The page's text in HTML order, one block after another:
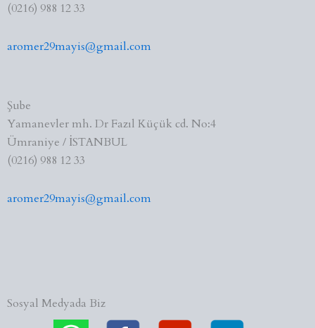
(0216) 988 12 33
aromer29mayis@gmail.com
Şube
Yamanevler mh. Dr Fazıl Küçük cd. No:4
Ümraniye / İSTANBUL
(0216) 988 12 33
aromer29mayis@gmail.com
Sosyal Medyada Biz